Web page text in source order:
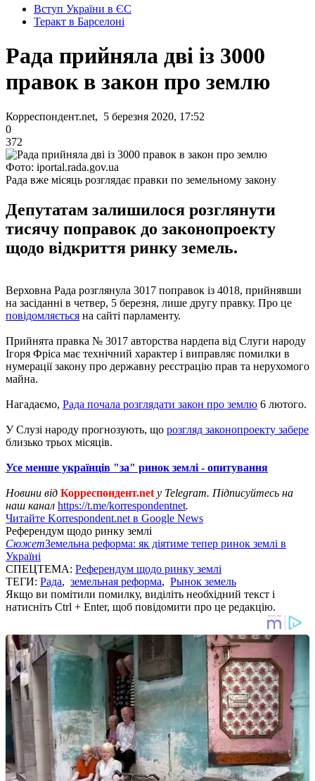
Вступ України в ЄС
Теракт в Барселоні
Рада прийняла дві із 3000
правок в закон про землю
Корреспондент.net, 5 березня 2020, 17:52
0
372
Фото: iportal.rada.gov.ua
Рада вже місяць розглядає правки по земельному закону
Депутатам залишилося розглянути
тисячу поправок до законопроекту
щодо відкриття ринку земель.
Верховна Рада розглянула 3017 поправок із 4018, прийнявши
на засіданні в четвер, 5 березня, лише другу правку. Про це
повідомляється на сайті парламенту.
Прийнята правка № 3017 авторства нардепа від Слуги народу
Ігоря Фріса має технічний характер і виправляє помилки в
нумерації закону про державну реєстрацію прав та нерухомого
майна.
Нагадаємо, Рада почала розглядати закон про землю 6 лютого.
У Слузі народу прогнозують, що розгляд законопроекту забере
близько трьох місяців.
Усе менше українців "за" ринок землі - опитування
Новини від Корреспондент.net у Telegram. Підписуйтесь на
наш канал https://t.me/korrespondentnet.
Читайте Korrespondent.net в Google News
Референдум щодо ринку землі
СюжетЗемельна реформа: як діятиме тепер ринок землі в
Україні
СПЕЦТЕМА: Референдум щодо ринку землі
ТЕГИ: Рада, земельная реформа, Рынок земель
Якщо ви помітили помилку, виділіть необхідний текст і
натисніть Ctrl + Enter, щоб повідомити про це редакцію.